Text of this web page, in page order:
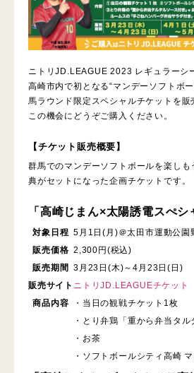
ニトリJD.LEAGUE 2023 レギュラーシ
高崎市内で初となる“マンデーソフトボ
馬ラウンド限定スペシャルチケットを販
この機会にどうぞご購入ください。
【チケット販売概要】
群馬でのマンデーソフトボールを楽しも
典がセットになった企画チケットです。
「高崎じまん×太陽誘電スぺシ
対象日程 5月1日(月)＠太田市運動公園
販売価格 2,300円(税込)
販売期間 3月23日(木)～4月23日(日)
販売サイト ニトリJD.LEAGUEチケット
商品内容
・当日の観戦チケット1枚
・とり弁鶏「重から弁当タル
・お茶
・ソフトボールシティ高崎